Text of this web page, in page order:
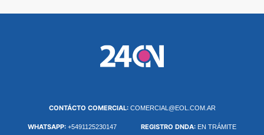
CONTÁCTO COMERCIAL: COMERCIAL@EOL.COM.AR
WHATSAPP: +5491125230147 REGISTRO DNDA: EN TRÁMITE